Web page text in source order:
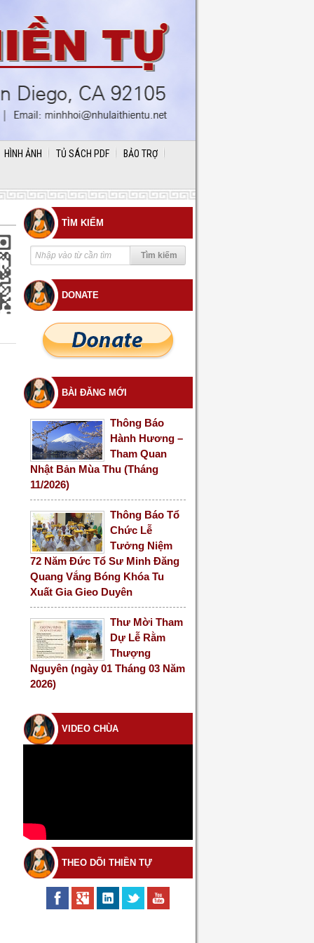
HÌNH ẢNH TỦ SÁCH PDF BẢO TRỢ
TÌM KIẾM
DONATE
BÀI ĐĂNG MỚI
Thông Báo
Hành Hương –
Tham Quan
Nhật Bản Mùa Thu (Tháng
11/2026)
Thông Báo Tổ
Chức Lễ
Tưởng Niệm
72 Năm Đức Tổ Sư Minh Đăng
Quang Vắng Bóng Khóa Tu
Xuất Gia Gieo Duyên
Thư Mời Tham
Dự Lễ Rằm
Thượng
Nguyên (ngày 01 Tháng 03 Năm
2026)
VIDEO CHÙA
THEO DÕI THIỀN TỰ